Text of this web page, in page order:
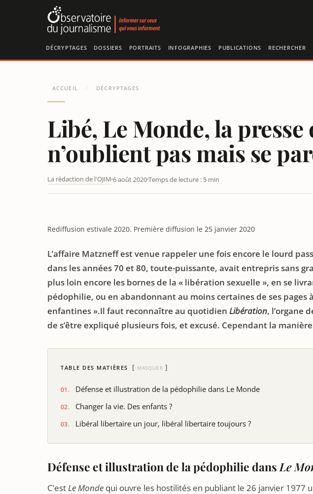
DÉCRYPTAGES DOSSIERS PORTRAITS INFOGRAPHIES PUBLICATIONS RECHERCHER
ACCUEIL / DÉCRYPTAGES
Libé, Le Monde, la
n’oublient pas mais se
La rédaction de l'OJIM 6 août 2020Temps de lecture : 5 min
LIBÉ, LE MONDE, LA PRESSE DE GAUCHE ET LA PÉDOPHILIE : ILS N’OUBLIENT PAS
Rediffusion estivale 2020. Première diffusion le 25 janvier 2020
L’affaire Matzneff est venue rappeler une fois encore le lourd
dans les années 70 et 80, toute-puissante, avait entrepris sans
plus loin encore les bornes de la « libération sexuelle », en se
pédophilie, ou en abandonnant au moins certaines de ses pages
enfantines ».Il faut reconnaître au quotidien Libération, l’organe
de s’être expliqué plusieurs fois, et excusé. Cependant la
TABLE DES MATIÈRES MASQUER
Défense et illustration de la pédophilie dans Le Monde
Changer la vie. Des enfants ?
Libéral libertaire un jour, libéral libertaire toujours ?
Défense et illustration de la pédophilie dans Le
C’estLe Monde qui ouvre les hostilités en publiant le 26 janvier 1977
Panneau de gestion des cookies